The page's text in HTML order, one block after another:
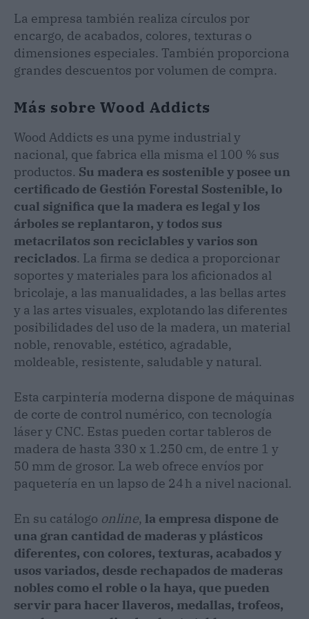
La empresa también realiza círculos por
encargo, de acabados, colores, texturas o
dimensiones especiales. También proporciona
grandes descuentos por volumen de compra.
Más sobre Wood Addicts
Wood Addicts es una pyme industrial y
nacional, que fabrica ella misma el 100 % sus
productos. Su madera es sostenible y posee un
certificado de Gestión Forestal Sostenible, lo
cual significa que la madera es legal y los
árboles se replantaron, y todos sus
metacrilatos son reciclables y varios son
reciclados. La firma se dedica a proporcionar
soportes y materiales para los aficionados al
bricolaje, a las manualidades, a las bellas artes
y a las artes visuales, explotando las diferentes
posibilidades del uso de la madera, un material
noble, renovable, estético, agradable,
moldeable, resistente, saludable y natural.
Esta carpintería moderna dispone de máquinas
de corte de control numérico, con tecnología
láser y CNC. Estas pueden cortar tableros de
madera de hasta 330 x 1.250 cm, de entre 1 y
50 mm de grosor. La web ofrece envíos por
paquetería en un lapso de 24 h a nivel nacional.
En su catálogo online, la empresa dispone de
una gran cantidad de maderas y plásticos
diferentes, con colores, texturas, acabados y
usos variados, desde rechapados de maderas
nobles como el roble o la haya, que pueden
servir para hacer llaveros, medallas, trofeos,